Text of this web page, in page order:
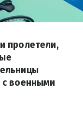
пролетели,
с военными